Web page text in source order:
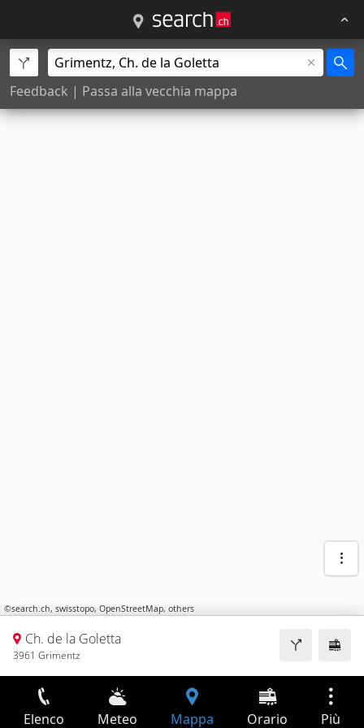
Feedback | Passa alla vecchia mappa
©search.ch, swisstopo, OpenStreetMap, others
Ch. de la Goletta
3961 Grimentz
Elenco Meteo Mappa Orario Più